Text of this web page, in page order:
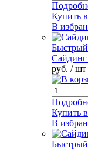
Купить
В
руб. / шт
Купить
В